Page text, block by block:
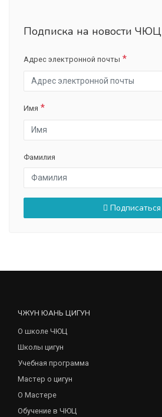
Подписка на новости ЧЮЦ
Адрес электронной почты
Имя
Фамилия
Подписаться
ЧЖУН ЮАНЬ ЦИГУН
О школе ЧЮЦ
Школы цигун
Учебная программа
Мастер о цигун
О Мастере
Обучение в ЧЮЦ